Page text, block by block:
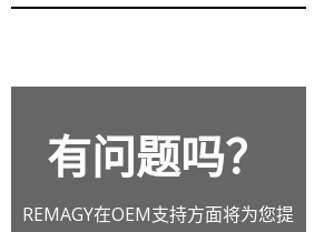
有问题吗？
REMAGY在OEM支持方面将为您提